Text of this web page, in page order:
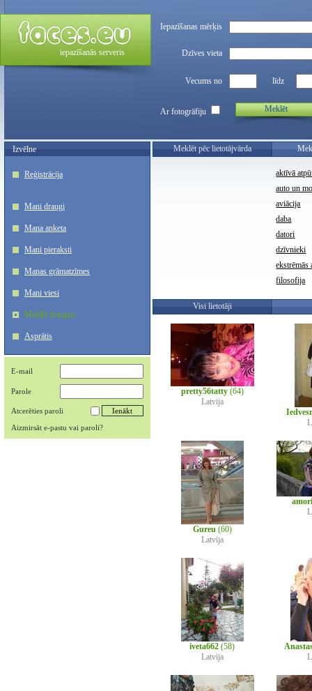
iepazīšanās serveris
Iepazīšanas mērķis
Dzīves vieta
Vecums no līdz
Ar fotogrāfiju Meklēt
Izvēlne
Reģistrācija
Mani draugi
Mana anketa
Mani pieraksti
Manas grāmatzīmes
Mani viesi
Meklēt draugus
Asprātis
E-mail
Parole
Atcerēties paroli
Aizmirsāt e-pastu vai paroli?
Meklēt pēc lietotājvārda
aktīvā
auto un
aviācija
daba
datori
dzīvnieki
ekstrēmās
filosofija
Visi lietotāji
pretty56tatty (64)
Latvija
Gureu (60)
Latvija
iveta662 (58)
Latvija